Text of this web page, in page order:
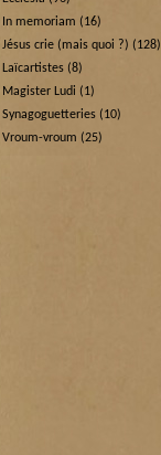
In memoriam (16)
Jésus crie (mais quoi ?) (128)
Laïcartistes (8)
Magister Ludi (1)
Synagoguetteries (10)
Vroum-vroum (25)